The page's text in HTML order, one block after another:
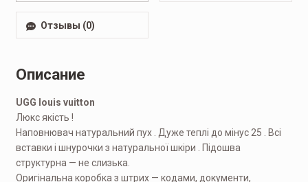
Отзывы (0)
Описание
UGG louis vuitton
Люкс якість !
Наповнювач натуральний пух . Дуже теплі до мінус 25 . Всі
вставки і шнурочки з натуральної шкіри . Підошва
структурна — не слизька.
Оригінальна коробка з штрих — кодами, документи,